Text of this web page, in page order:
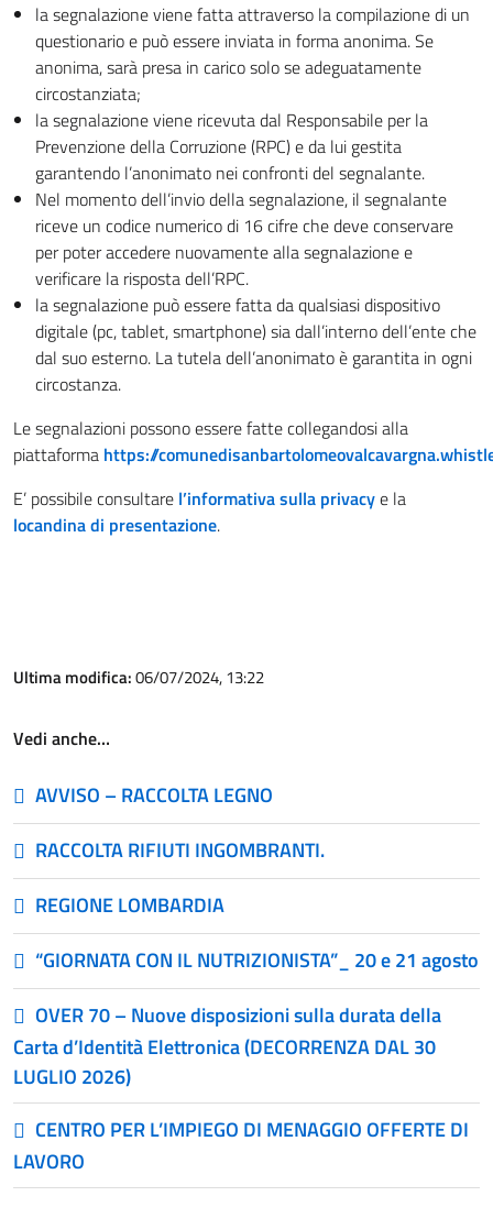
la segnalazione viene fatta attraverso la compilazione di un
questionario e può essere inviata in forma anonima. Se
anonima, sarà presa in carico solo se adeguatamente
circostanziata;
la segnalazione viene ricevuta dal Responsabile per la
Prevenzione della Corruzione (RPC) e da lui gestita
garantendo l’anonimato nei confronti del segnalante.
Nel momento dell’invio della segnalazione, il segnalante
riceve un codice numerico di 16 cifre che deve conservare
per poter accedere nuovamente alla segnalazione e
verificare la risposta dell’RPC.
la segnalazione può essere fatta da qualsiasi dispositivo
digitale (pc, tablet, smartphone) sia dall’interno dell’ente che
dal suo esterno. La tutela dell’anonimato è garantita in ogni
circostanza.
Le segnalazioni possono essere fatte collegandosi alla
piattaforma https://
E’ possibile consultare l’informativa sulla privacye la
locandina di presentazione.
Ultima modifica:06/07/2024, 13:22
Vedi anche…
AVVISO – RACCOLTA LEGNO
RACCOLTA RIFIUTI INGOMBRANTI.
REGIONE LOMBARDIA
“GIORNATA CON IL NUTRIZIONISTA”_ 20 e 21 agosto
OVER 70 – Nuove disposizioni sulla durata della
Carta d’Identità Elettronica (DECORRENZA DAL 30
LUGLIO 2026)
CENTRO PER L’IMPIEGO DI MENAGGIO OFFERTE DI
LAVORO